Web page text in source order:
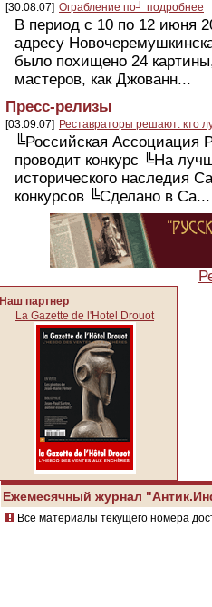
[30.08.07] Ограбление по┘ подробнее
В период с 10 по 12 июня
адресу
было похищено 24
мастеров, как Джованн...
Пресс-релизы
[03.09.07] Реставраторы решают: кто
╚Российская Ассоциация
проводит конкурс ╚На
исторического наследия
конкурсов ╚Сделано в Са...
Наш партнер
La Gazette de l'Hotel Drouot
Ежемесячный журнал
Все материалы текущего номера